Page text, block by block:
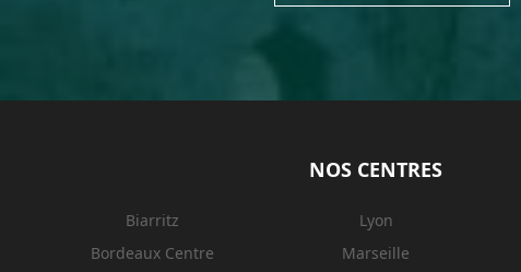
NOS CENTRES
Biarritz
Bordeaux Centre
Lyon
Marseille